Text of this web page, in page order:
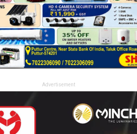
Advertisement